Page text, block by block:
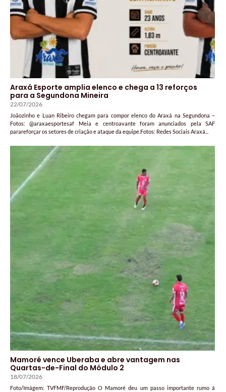
Araxá Esporte amplia elenco e chega a 13 reforços
para a Segundona Mineira
22/07/2026
Joãozinho e Luan Ribeiro chegam para compor elenco do Araxá na Segundona –
Fotos: @araxaesportesaf Meia e centroavante foram anunciados pela SAF
parareforçar os setores de criação e ataque da equipe.Fotos: Redes Sociais Araxá...
Mamoré vence Uberaba e abre vantagem nas
Quartas-de-Final do Módulo 2
18/07/2026
Foto/Imágem: TVFMF/Reprodução O Mamoré deu um passo importante rumo à